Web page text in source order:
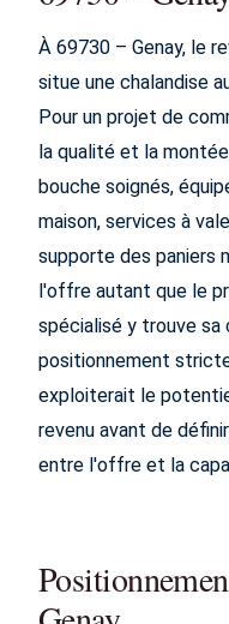
À 69730 – Genay, le
situe une chalandise
Pour un projet de
la qualité et la
bouche soignés,
maison, services à
supporte des paniers
l'offre autant que le
spécialisé y trouve sa
positionnement
exploiterait le
revenu avant de
entre l'offre et la